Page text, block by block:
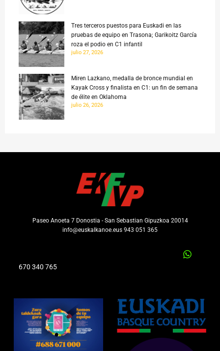
Tres terceros puestos para Euskadi en las
pruebas de equipo en Trasona; Garikoitz García
roza el podio en C1 infantil
julio 27, 2026
Miren Lazkano, medalla de bronce mundial en
Kayak Cross y finalista en C1: un fin de semana
de élite en Oklahoma
julio 26, 2026
Paseo Anoeta 7 Donostia - San Sebastian Gipuzkoa 20014
info@euskalkanoe.eus 943 051 365
670 340 765